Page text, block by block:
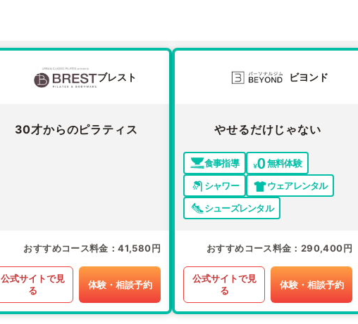
ブレスト
30才からのピラティス
おすすめコース料金 41,580円
公式サイトで見
る
体験・相談予約
ビヨンド
やせるだけじゃない
食事指導
無料体験
シャワー
ウェアレンタル
シューズレンタル
おすすめコース料金 290,400円
公式サイトで見
る
体験・相談予約